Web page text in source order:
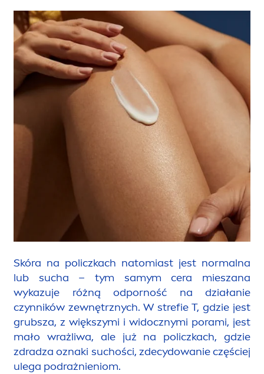
Skóra na policzkach natomiast jest normalna
lub sucha – tym samym cera mieszana
wykazuje różną odporność na działanie
czynników zewnętrznych. W strefie T, gdzie jest
grubsza, z większymi i widocznymi porami, jest
mało wrażliwa, ale już na policzkach, gdzie
zdradza oznaki suchości, zdecydowanie częściej
ulega podrażnieniom.